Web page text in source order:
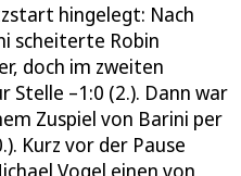
hingelegt: Nach
scheiterte Robin
doch im zweiten
Stelle –1:0 (2.). Dann war
Zuspiel von Barini per
Kurz vor der Pause
Vogel einen von